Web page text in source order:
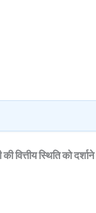
वित्तीय स्थिति को